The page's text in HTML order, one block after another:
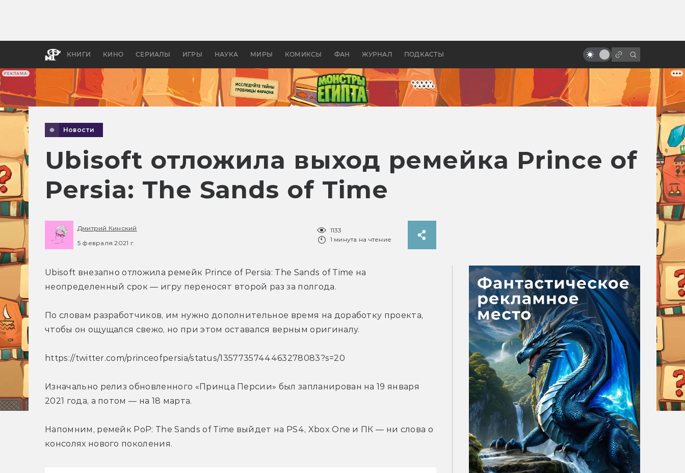
РЕКЛАМА
КНИГИ КИНО СЕРИАЛЫ ИГРЫ НАУКА МИРЫ КОМИКСЫ ФАН ЖУРНАЛ ПОДКАСТЫ
апокалипсис, в России —
бы «Властелина колец»
и фэнтези
Новости
Ubisoft отложила выход ремейка Prince of
Persia: The Sands of Time
Дмитрий Кинский
5 февраля 2021 г.
1133
1 минута на чтение
Ubisoft внезапно отложила ремейк Prince of Persia: The Sands of Time на
неопределенный срок — игру переносят второй раз за полгода.
По словам разработчиков, им нужно дополнительное время на доработку проекта,
чтобы он ощущался свежо, но при этом оставался верным оригиналу.
https://twitter.com/princeofpersia/status/1357735744463278083?s=20
Изначально релиз обновленного «Принца Персии» был запланирован на 19 января
2021 года, а потом — на 18 марта.
Напомним, ремейк PoP: The Sands of Time выйдет на PS4, Xbox One и ПК — ни слова о
консолях нового поколения.